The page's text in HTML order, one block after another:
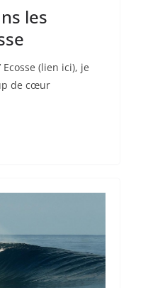
les
(lien ici), je
de cœur